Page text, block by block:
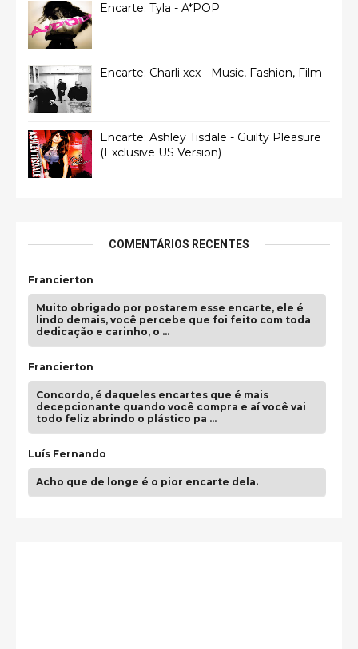
Encarte: Tyla - A*POP
Encarte: Charli xcx - Music, Fashion, Film
Encarte: Ashley Tisdale - Guilty Pleasure
(Exclusive US Version)
COMENTÁRIOS RECENTES
Francierton
Muito obrigado por postarem esse encarte, ele é
lindo demais, você percebe que foi feito com toda
dedicação e carinho, o …
Francierton
Concordo, é daqueles encartes que é mais
decepcionante quando você compra e aí você vai
todo feliz abrindo o plástico pa …
Luís Fernando
Acho que de longe é o pior encarte dela.